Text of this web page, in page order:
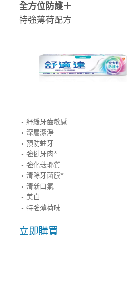
全方位防護＋
特強薄荷配方
紓緩牙齒敏感
深層潔淨
預防蛀牙
強健牙肉*
強化琺瑯質
清除牙菌膜*
清新口氣
美白
特強薄荷味
立即購買